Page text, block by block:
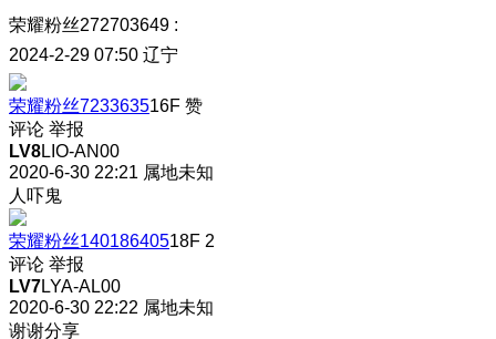
荣耀粉丝272703649 :
2024-2-29 07:50 辽宁
荣耀粉丝723363516F 赞
评论 举报
LV8LIO-AN00
2020-6-30 22:21 属地未知
人吓鬼
荣耀粉丝14018640518F 2
评论 举报
LV7LYA-AL00
2020-6-30 22:22 属地未知
谢谢分享